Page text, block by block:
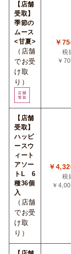
【店舗
受取】
季節の
ムース
<甘夏>
（店舗
でお受
け取
り）
￥
税
￥
【店舗
受取】
ハッピ
ースウ
ィート
アソー
トL 6
種36個
入
（店舗
でお受
け取
り）
￥
税
￥